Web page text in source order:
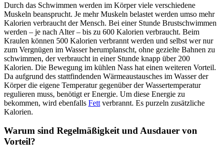
Durch das Schwimmen werden im Körper viele verschiedene
Muskeln beansprucht. Je mehr Muskeln belastet werden umso mehr
Kalorien verbraucht der Mensch. Bei einer Stunde Brustschwimmen
werden – je nach Alter – bis zu 600 Kalorien verbraucht. Beim
Kraulen können 500 Kalorien verbrannt werden und selbst wer nur
zum Vergnügen im Wasser herumplanscht, ohne gezielte Bahnen zu
schwimmen, der verbraucht in einer Stunde knapp über 200
Kalorien. Die Bewegung im kühlen Nass hat einen weiteren Vorteil.
Da aufgrund des stattfindenden Wärmeaustausches im Wasser der
Körper die eigene Temperatur gegenüber der Wassertemperatur
regulieren muss, benötigt er Energie. Um diese Energie zu
bekommen, wird ebenfalls Fett verbrannt. Es purzeln zusätzliche
Kalorien.
Warum sind Regelmäßigkeit und Ausdauer von
Vorteil?